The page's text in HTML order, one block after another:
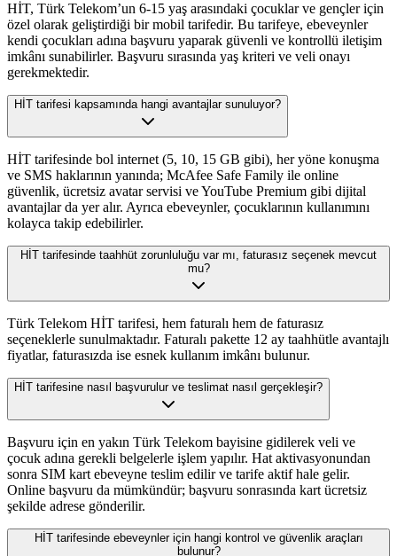
HİT, Türk Telekom’un 6-15 yaş arasındaki çocuklar ve gençler için
özel olarak geliştirdiği bir mobil tarifedir. Bu tarifeye, ebeveynler
kendi çocukları adına başvuru yaparak güvenli ve kontrollü iletişim
imkânı sunabilirler. Başvuru sırasında yaş kriteri ve veli onayı
gerekmektedir.
HİT tarifesi kapsamında hangi avantajlar sunuluyor?
HİT tarifesinde bol internet (5, 10, 15 GB gibi), her yöne konuşma
ve SMS haklarının yanında; McAfee Safe Family ile online
güvenlik, ücretsiz avatar servisi ve YouTube Premium gibi dijital
avantajlar da yer alır. Ayrıca ebeveynler, çocuklarının kullanımını
kolayca takip edebilirler.
HİT tarifesinde taahhüt zorunluluğu var mı, faturasız seçenek mevcut
mu?
Türk Telekom HİT tarifesi, hem faturalı hem de faturasız
seçeneklerle sunulmaktadır. Faturalı pakette 12 ay taahhütle avantajlı
fiyatlar, faturasızda ise esnek kullanım imkânı bulunur.
HİT tarifesine nasıl başvurulur ve teslimat nasıl gerçekleşir?
Başvuru için en yakın Türk Telekom bayisine gidilerek veli ve
çocuk adına gerekli belgelerle işlem yapılır. Hat aktivasyonundan
sonra SIM kart ebeveyne teslim edilir ve tarife aktif hale gelir.
Online başvuru da mümkündür; başvuru sonrasında kart ücretsiz
şekilde adrese gönderilir.
HİT tarifesinde ebeveynler için hangi kontrol ve güvenlik araçları
bulunur?